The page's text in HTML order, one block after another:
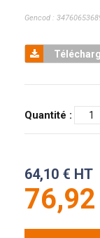
Gencod :
Quantité :
64,10 € HT